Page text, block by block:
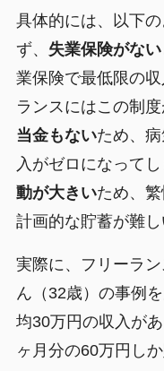
具体的には、以下
ず、 失業保険がない
業保険で最低限の
ランスにはこの制
当金もないため、
入がゼロになって
動が大きいため、繁
計画的な貯蓄が難し
実際に、フリーラ
ん（32歳）の事例
均30万円の収入が
ヶ月分の60万円し